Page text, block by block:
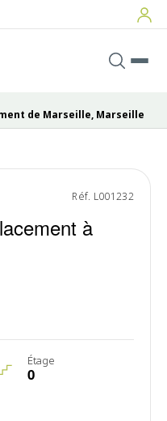
de Marseille, Marseille
Réf. L001232
à
Étage
0